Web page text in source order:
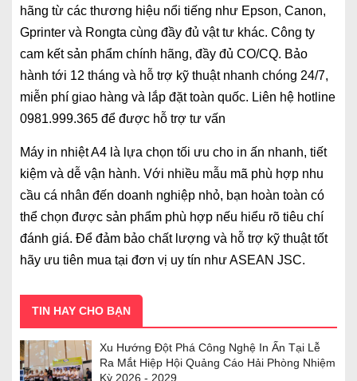
hãng từ các thương hiệu nổi tiếng như Epson, Canon,
Gprinter và Rongta cùng đầy đủ vật tư khác. Công ty
cam kết sản phẩm chính hãng, đầy đủ CO/CQ. Bảo
hành tới 12 tháng và hỗ trợ kỹ thuật nhanh chóng 24/7,
miễn phí giao hàng và lắp đặt toàn quốc. Liên hệ hotline
0981.999.365 để được hỗ trợ tư vấn
Máy in nhiệt A4 là lựa chọn tối ưu cho in ấn nhanh, tiết
kiệm và dễ vận hành. Với nhiều mẫu mã phù hợp nhu
cầu cá nhân đến doanh nghiệp nhỏ, bạn hoàn toàn có
thể chọn được sản phẩm phù hợp nếu hiểu rõ tiêu chí
đánh giá. Để đảm bảo chất lượng và hỗ trợ kỹ thuật tốt
hãy ưu tiên mua tại đơn vị uy tín như ASEAN JSC.
TIN HAY CHO BẠN
Xu Hướng Đột Phá Công Nghệ In Ấn Tại Lễ
Ra Mắt Hiệp Hội Quảng Cáo Hải Phòng Nhiệm
Kỳ 2026 - 2029